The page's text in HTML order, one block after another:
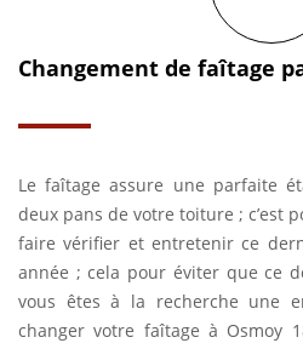
Changement de faîtage
Le faîtage assure une parfaite
deux pans de votre toiture ; c’est
faire vérifier et entretenir ce
année ; cela pour éviter que ce
vous êtes à la recherche une
changer votre faîtage à Osmoy